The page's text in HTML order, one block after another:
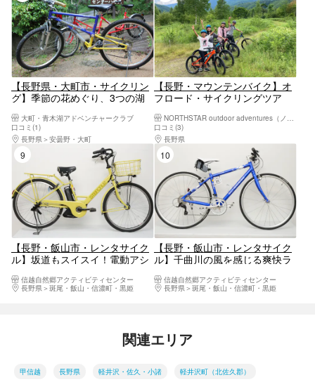
【長野県・大町市・サイクリン
グ】季節の花めぐり、3つの湖
走ろう（レンタサイクル）
大町・青木湖アドベンチャークラブ
口コミ(1)
長野県
安曇野・大町
【長野・マウンテンバイク】オ
フロード・サイクリングツア
鞍高原へ
NORTHSTAR outdoor adventures（ノーススターアウトドアアドベンチャー）
口コミ(3)
長野県
【長野・飯山市・レンタサイク
ル】坂道もスイスイ！電動アシ
信越自然郷アクティビティセンター
長野県
斑尾・飯山・信濃町・黒姫
【長野・飯山市・レンタサイク
ル】千曲川の風を感じる爽快ラ
ク 信越自然郷アクティビティセンター
長野県
斑尾・飯山・信濃町・黒姫
関連エリア
甲信越 長野県 軽井沢・佐久・小諸 軽井沢町（北佐久郡）